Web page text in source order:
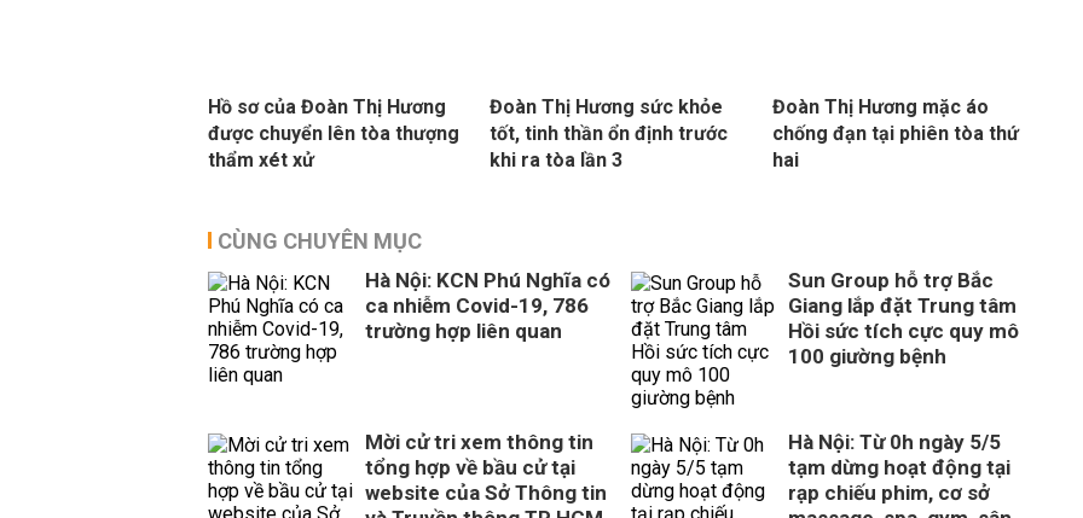
Hồ sơ của Đoàn Thị Hương
được chuyển lên tòa thượng
thẩm xét xử
Đoàn Thị Hương sức khỏe
tốt, tinh thần ổn định trước
khi ra tòa lần 3
Đoàn Thị Hương mặc áo
chống đạn tại phiên tòa thứ
hai
CÙNG CHUYÊN MỤC
Hà Nội: KCN Phú Nghĩa có
ca nhiễm Covid-19, 786
trường hợp liên quan
Sun Group hỗ trợ Bắc
Giang lắp đặt Trung tâm
Hồi sức tích cực quy mô
100 giường bệnh
Mời cử tri xem thông tin
tổng hợp về bầu cử tại
website của Sở Thông tin
Hà Nội: Từ 0h ngày 5/5
tạm dừng hoạt động tại
rạp chiếu phim, cơ sở